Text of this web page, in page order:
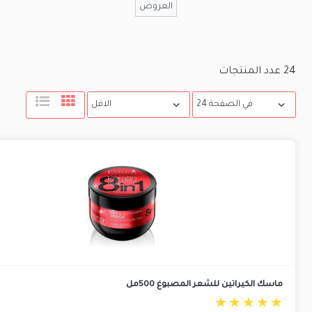
العروض
24 عدد المنتجات
ماسك الكيراتين للشعر المصبوغ 500مل